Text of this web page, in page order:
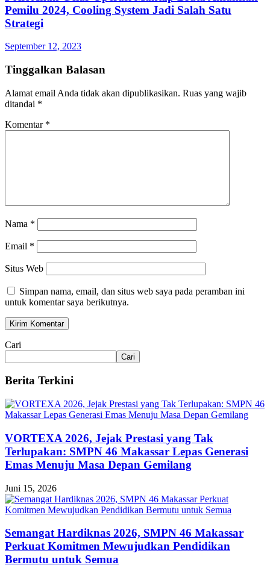
Pemilu 2024, Cooling System Jadi Salah Satu
Strategi
September 12, 2023
Tinggalkan Balasan
Alamat email Anda tidak akan dipublikasikan. Ruas yang wajib
ditandai *
Komentar *
Nama *
Email *
Situs Web
Simpan nama, email, dan situs web saya pada peramban ini
untuk komentar saya berikutnya.
Cari
Cari
Berita Terkini
VORTEXA 2026, Jejak Prestasi yang Tak
Terlupakan: SMPN 46 Makassar Lepas Generasi
Emas Menuju Masa Depan Gemilang
Juni 15, 2026
Semangat Hardiknas 2026, SMPN 46 Makassar
Perkuat Komitmen Mewujudkan Pendidikan
Bermutu untuk Semua